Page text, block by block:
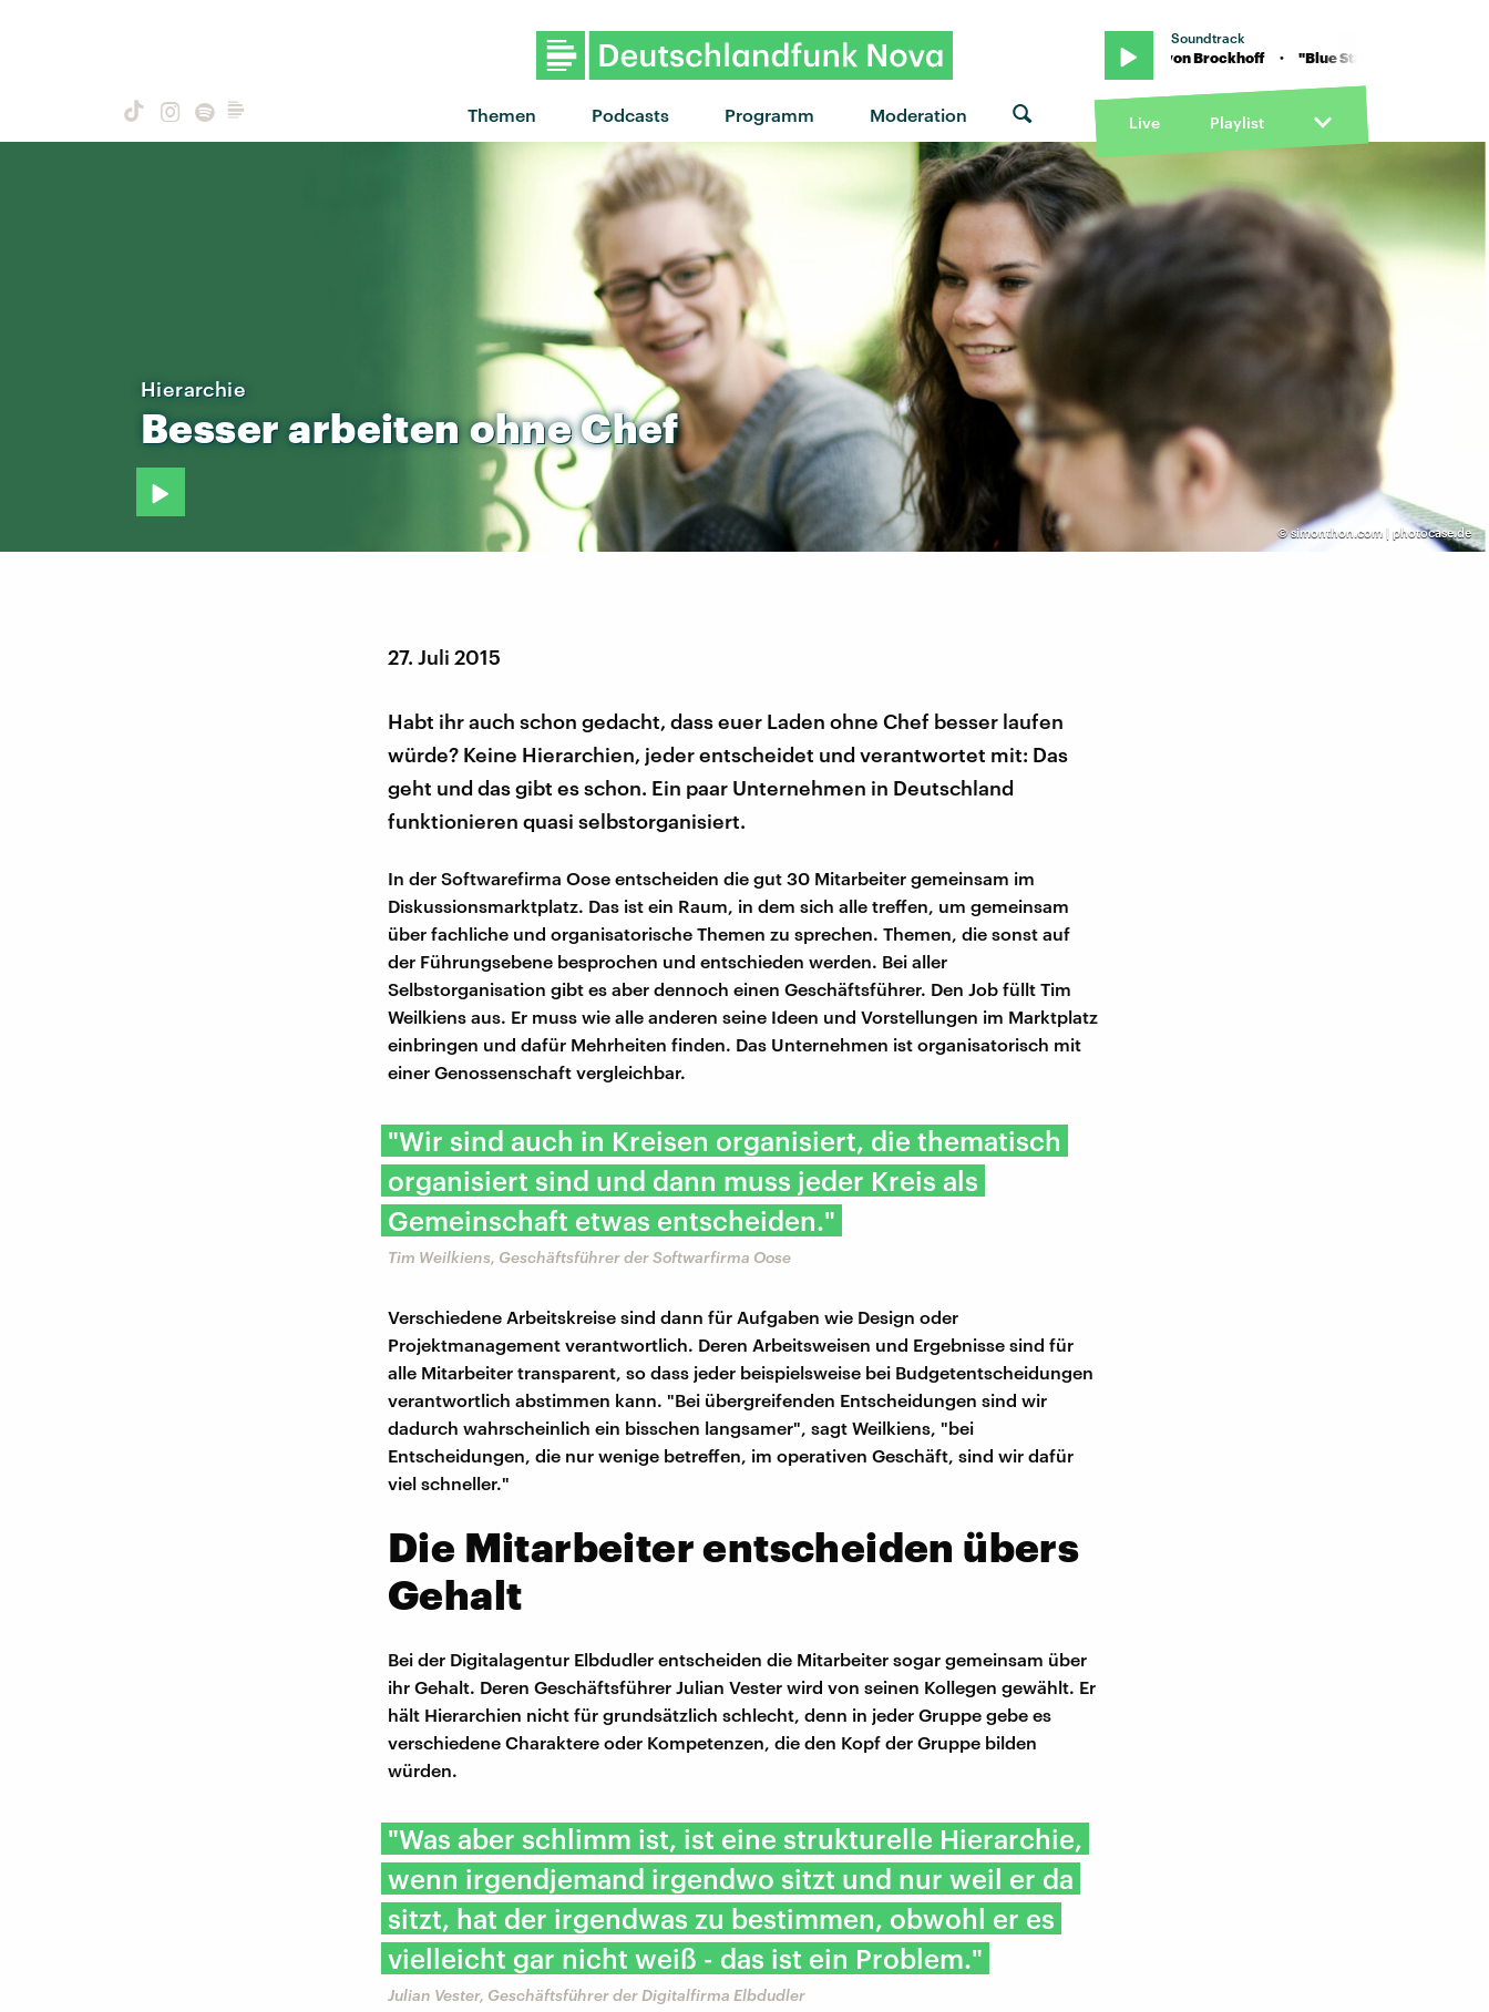
Themen Podcasts Programm Moderation
Soundtrack
"Blue Star" von Brockhoff · "Blue Star" von Brockhoff · "Blue Star" von Brockhoff
Live Playlist
©simonthon.com | photocase.de
Hierarchie
Besser arbeitenohneChef
27. Juli 2015
Habt ihr auch schon gedacht, dass euer Laden ohne Chef besser laufen
würde? Keine Hierarchien, jeder entscheidet und verantwortet mit: Das
geht und das gibt es schon. Ein paar Unternehmen in Deutschland
funktionieren quasi selbstorganisiert.
In der Softwarefirma Oose entscheiden die gut 30 Mitarbeiter gemeinsam im
Diskussionsmarktplatz. Das ist ein Raum, in dem sich alle treffen, um gemeinsam
über fachliche und organisatorische Themen zu sprechen. Themen, die sonst auf
der Führungsebene besprochen und entschieden werden. Bei aller
Selbstorganisation gibt es aber dennoch einen Geschäftsführer. Den Job füllt Tim
Weilkiens aus. Er muss wie alle anderen seine Ideen und Vorstellungen im Marktplatz
einbringen und dafür Mehrheiten finden. Das Unternehmen ist organisatorisch mit
einer Genossenschaft vergleichbar.
"Wir sind auch in Kreisen organisiert, die thematisch
organisiert sind und dann muss jeder Kreis als
Gemeinschaft etwas entscheiden."
Tim Weilkiens, Geschäftsführer der Softwarfirma Oose
Verschiedene Arbeitskreise sind dann für Aufgaben wie Design oder
Projektmanagement verantwortlich. Deren Arbeitsweisen und Ergebnisse sind für
alle Mitarbeiter transparent, so dass jeder beispielsweise bei Budgetentscheidungen
verantwortlich abstimmen kann. "Bei übergreifenden Entscheidungen sind wir
dadurch wahrscheinlich ein bisschen langsamer", sagt Weilkiens, "bei
Entscheidungen, die nur wenige betreffen, im operativen Geschäft, sind wir dafür
viel schneller."
Die Mitarbeiter entscheiden übers
Gehalt
Bei der Digitalagentur Elbdudler entscheiden die Mitarbeiter sogar gemeinsam über
ihr Gehalt. Deren Geschäftsführer Julian Vester wird von seinen Kollegen gewählt. Er
hält Hierarchien nicht für grundsätzlich schlecht, denn in jeder Gruppe gebe es
verschiedene Charaktere oder Kompetenzen, die den Kopf der Gruppe bilden
würden.
"Was aber schlimm ist, ist eine strukturelle Hierarchie,
wenn irgendjemand irgendwo sitzt und nur weil er da
sitzt, hat der irgendwas zu bestimmen, obwohl er es
vielleicht gar nicht weiß - das ist ein Problem."
Julian Vester, Geschäftsführer der Digitalfirma Elbdudler